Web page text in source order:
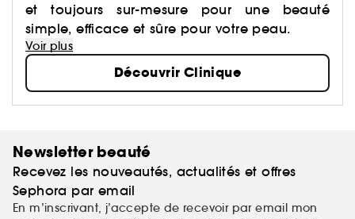
et toujours sur-mesure pour une beauté
simple, efficace et sûre pour votre peau.
Voir plus
Découvrir Clinique
Newsletter beauté
Recevez les nouveautés, actualités et offres
Sephora par email
En m’inscrivant, j’accepte de recevoir par email mon